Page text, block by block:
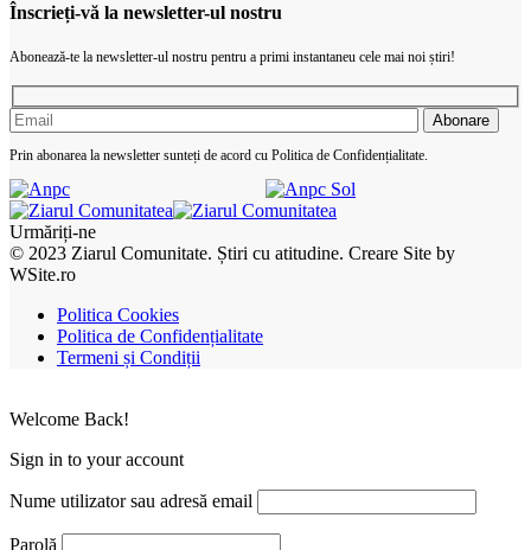
Înscrieți-vă la newsletter-ul nostru
Abonează-te la newsletter-ul nostru pentru a primi instantaneu cele mai noi știri!
Prin abonarea la newsletter sunteți de acord cu Politica de Confidențialitate.
Urmăriți-ne
© 2023 Ziarul Comunitate. Știri cu atitudine. Creare Site by
WSite.ro
Politica Cookies
Politica de Confidențialitate
Termeni și Condiții
Welcome Back!
Sign in to your account
Nume utilizator sau adresă email
Parolă